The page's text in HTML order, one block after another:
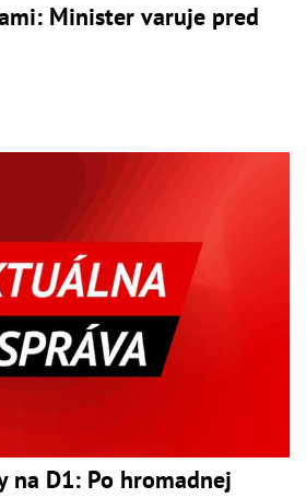
Minister varuje pred
na D1: Po hromadnej